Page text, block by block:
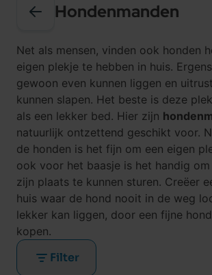
Hondenmanden
Net als mensen, vinden ook honden
eigen plekje te hebben in huis.
gewoon even kunnen liggen en
kunnen slapen. Het beste is deze
als een lekker bed. Hier zijn
natuurlijk ontzettend geschikt voor.
de honden is het fijn om een eigen
ook voor het baasje is het handig
zijn plaats te kunnen sturen. Creëer
huis waar de hond nooit in de weg
lekker kan liggen, door een fijne
kopen.
Filter